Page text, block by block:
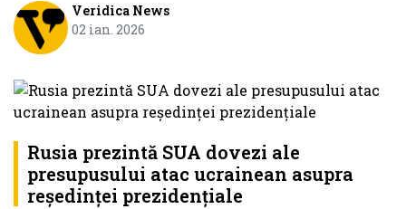
Veridica News
02 ian. 2026
Rusia prezintă SUA dovezi ale
presupusului atac ucrainean asupra
reședinței prezidențiale